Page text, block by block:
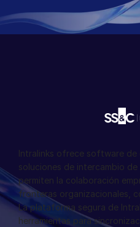
Intralinks ofrece software de
soluciones de intercambio
permiten la colaboración
fronteras organizacionales,
La plataforma segura de
herramientas para